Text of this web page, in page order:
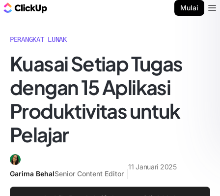
Mulai
PERANGKAT LUNAK
Kuasai Setiap Tugas
dengan 15 Aplikasi
Produktivitas untuk
Pelajar
Garima BehalSenior Content Editor
11 Januari 2025